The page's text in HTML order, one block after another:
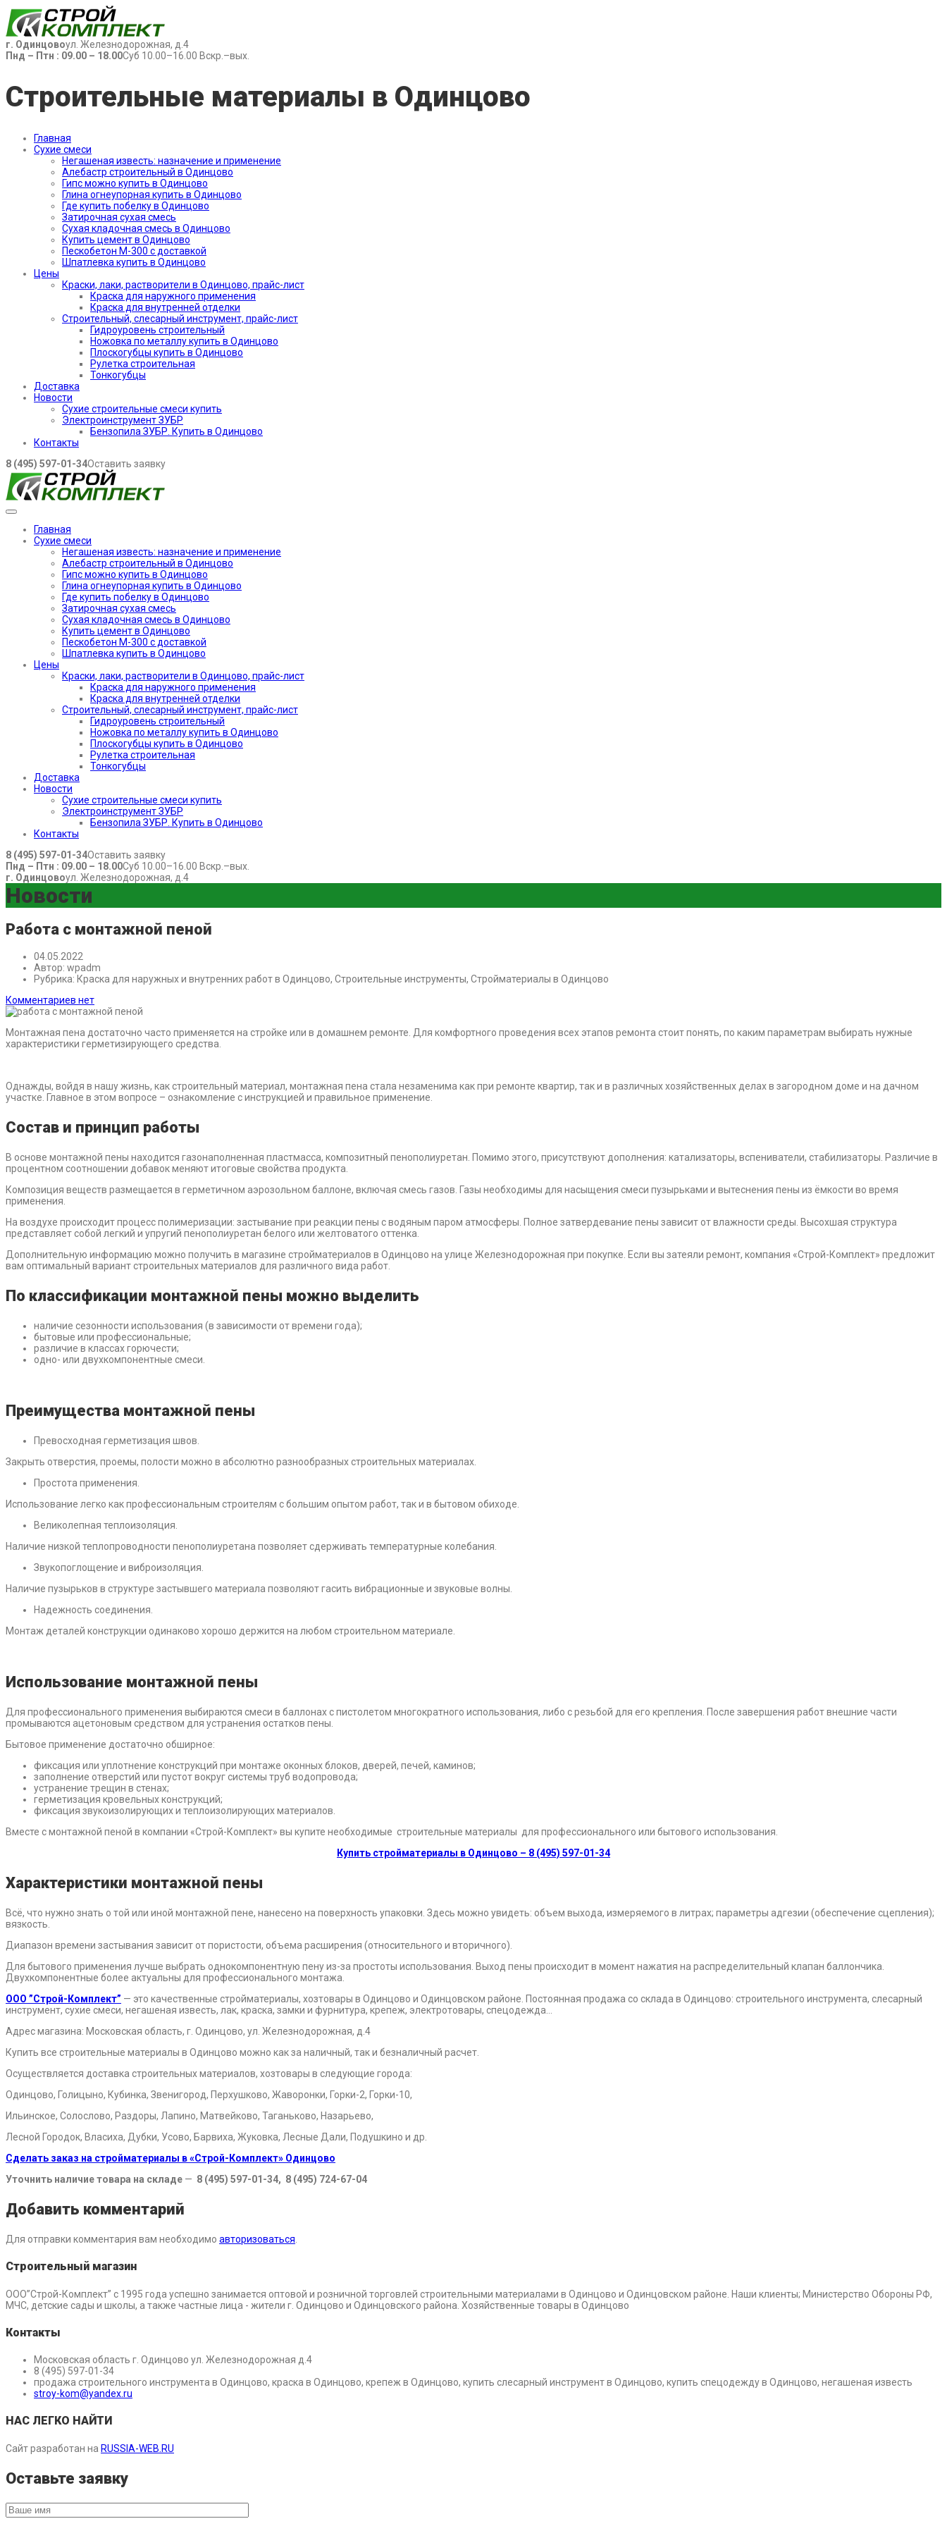
г. Одинцовоул. Железнодорожная, д.4
Пнд – Птн : 09.00 – 18.00Суб 10.00–16.00 Вскр.–вых.
Строительные материалы в Одинцово
Главная
Сухие смеси
Негашеная известь: назначение и применение
Алебастр строительный в Одинцово
Гипс можно купить в Одинцово
Глина огнеупорная купить в Одинцово
Где купить побелку в Одинцово
Затирочная сухая смесь
Сухая кладочная смесь в Одинцово
Купить цемент в Одинцово
Пескобетон М-300 с доставкой
Шпатлевка купить в Одинцово
Цены
Краски, лаки, растворители в Одинцово, прайс-лист
Краска для наружного применения
Краска для внутренней отделки
Строительный, слесарный инструмент, прайс-лист
Гидроуровень строительный
Ножовка по металлу купить в Одинцово
Плоскогубцы купить в Одинцово
Рулетка строительная
Тонкогубцы
Доставка
Новости
Сухие строительные смеси купить
Электроинструмент ЗУБР
Бензопила ЗУБР. Купить в Одинцово
Контакты
8 (495) 597-01-34Оставить заявку
Главная
Сухие смеси
Негашеная известь: назначение и применение
Алебастр строительный в Одинцово
Гипс можно купить в Одинцово
Глина огнеупорная купить в Одинцово
Где купить побелку в Одинцово
Затирочная сухая смесь
Сухая кладочная смесь в Одинцово
Купить цемент в Одинцово
Пескобетон М-300 с доставкой
Шпатлевка купить в Одинцово
Цены
Краски, лаки, растворители в Одинцово, прайс-лист
Краска для наружного применения
Краска для внутренней отделки
Строительный, слесарный инструмент, прайс-лист
Гидроуровень строительный
Ножовка по металлу купить в Одинцово
Плоскогубцы купить в Одинцово
Рулетка строительная
Тонкогубцы
Доставка
Новости
Сухие строительные смеси купить
Электроинструмент ЗУБР
Бензопила ЗУБР. Купить в Одинцово
Контакты
8 (495) 597-01-34Оставить заявку
Пнд – Птн : 09.00 – 18.00Суб 10.00–16.00 Вскр.–вых.
г. Одинцовоул. Железнодорожная, д.4
Новости
Работа с монтажной пеной
04.05.2022
Автор: wpadm
Рубрика: Краска для наружных и внутренних работ в Одинцово, Строительные инструменты, Стройматериалы в Одинцово
Комментариев нет
Монтажная пена достаточно часто применяется на стройке или в домашнем ремонте. Для комфортного проведения всех этапов ремонта стоит понять, по каким параметрам выбирать нужные
характеристики герметизирующего средства.
Однажды, войдя в нашу жизнь, как строительный материал, монтажная пена стала незаменима как при ремонте квартир, так и в различных хозяйственных делах в загородном доме и на дачном
участке. Главное в этом вопросе – ознакомление с инструкцией и правильное применение.
Состав и принцип работы
В основе монтажной пены находится газонаполненная пластмасса, композитный пенополиуретан. Помимо этого, присутствуют дополнения: катализаторы, вспениватели, стабилизаторы. Различие в
процентном соотношении добавок меняют итоговые свойства продукта.
Композиция веществ размещается в герметичном аэрозольном баллоне, включая смесь газов. Газы необходимы для насыщения смеси пузырьками и вытеснения пены из ёмкости во время
применения.
На воздухе происходит процесс полимеризации: застывание при реакции пены с водяным паром атмосферы. Полное затвердевание пены зависит от влажности среды. Высохшая структура
представляет собой легкий и упругий пенополиуретан белого или желтоватого оттенка.
Дополнительную информацию можно получить в магазине стройматериалов в Одинцово на улице Железнодорожная при покупке. Если вы затеяли ремонт, компания «Строй-Комплект» предложит
вам оптимальный вариант строительных материалов для различного вида работ.
По классификации монтажной пены можно выделить
наличие сезонности использования (в зависимости от времени года);
бытовые или профессиональные;
различие в классах горючести;
одно- или двухкомпонентные смеси.
Преимущества монтажной пены
Превосходная герметизация швов.
Закрыть отверстия, проемы, полости можно в абсолютно разнообразных строительных материалах.
Простота применения.
Использование легко как профессиональным строителям с большим опытом работ, так и в бытовом обиходе.
Великолепная теплоизоляция.
Наличие низкой теплопроводности пенополиуретана позволяет сдерживать температурные колебания.
Звукопоглощение и виброизоляция.
Наличие пузырьков в структуре застывшего материала позволяют гасить вибрационные и звуковые волны.
Надежность соединения.
Монтаж деталей конструкции одинаково хорошо держится на любом строительном материале.
Использование монтажной пены
Для профессионального применения выбираются смеси в баллонах с пистолетом многократного использования, либо с резьбой для его крепления. После завершения работ внешние части
промываются ацетоновым средством для устранения остатков пены.
Бытовое применение достаточно обширное:
фиксация или уплотнение конструкций при монтаже оконных блоков, дверей, печей, каминов;
заполнение отверстий или пустот вокруг системы труб водопровода;
устранение трещин в стенах;
герметизация кровельных конструкций;
фиксация звукоизолирующих и теплоизолирующих материалов.
Вместе с монтажной пеной в компании «Строй-Комплект» вы купите необходимые строительные материалы для профессионального или бытового использования.
Купить стройматериалы в Одинцово – 8 (495) 597-01-34
Характеристики монтажной пены
Всё, что нужно знать о той или иной монтажной пене, нанесено на поверхность упаковки. Здесь можно увидеть: объем выхода, измеряемого в литрах; параметры адгезии (обеспечение сцепления);
вязкость.
Диапазон времени застывания зависит от пористости, объема расширения (относительного и вторичного).
Для бытового применения лучше выбрать однокомпонентную пену из-за простоты использования. Выход пены происходит в момент нажатия на распределительный клапан баллончика.
Двухкомпонентные более актуальны для профессионального монтажа.
ООО ”Строй-Комплект” — это качественные стройматериалы, хозтовары в Одинцово и Одинцовском районе. Постоянная продажа со склада в Одинцово: строительного инструмента, слесарный
инструмент, сухие смеси, негашеная известь, лак, краска, замки и фурнитура, крепеж, электротовары, спецодежда…
Адрес магазина: Московская область, г. Одинцово, ул. Железнодорожная, д.4
Купить все строительные материалы в Одинцово можно как за наличный, так и безналичный расчет.
Осуществляется доставка строительных материалов, хозтовары в следующие города:
Одинцово, Голицыно, Кубинка, Звенигород, Перхушково, Жаворонки, Горки-2, Горки-10,
Ильинское, Солослово, Раздоры, Лапино, Матвейково, Таганьково, Назарьево,
Лесной Городок, Власиха, Дубки, Усово, Барвиха, Жуковка, Лесные Дали, Подушкино и др.
Сделать заказ на стройматериалы в «Строй-Комплект» Одинцово
Уточнить наличие товара на складе — 8 (495) 597-01-34, 8 (495) 724-67-04
Добавить комментарий
Для отправки комментария вам необходимо авторизоваться
Строительный магазин
ООО”Строй-Комплект” с 1995 года успешно занимается оптовой и розничной торговлей строительными материалами в Одинцово и Одинцовском районе. Наши клиенты; Министерство Обороны РФ,
МЧС, детские сады и школы, а также частные лица - жители г. Одинцово и Одинцовского района. Хозяйственные товары в Одинцово
Контакты
Московская область г. Одинцово ул. Железнодорожная д.4
8 (495) 597-01-34
продажа строительного инструмента в Одинцово, краска в Одинцово, крепеж в Одинцово, купить слесарный инструмент в Одинцово, купить спецодежду в Одинцово, негашеная известь
stroy-kom@yandex.ru
НАС ЛЕГКО НАЙТИ
Сайт разработан на RUSSIA-WEB.RU
Оставьте заявку